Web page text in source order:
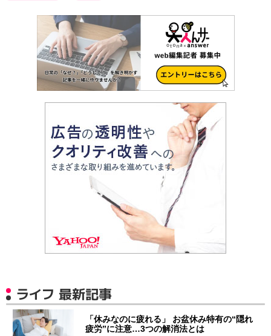
ライフ 最新記事
「休みなのに疲れる」 お盆休み特有の“隠れ
疲労”に注意…3つの解消法とは